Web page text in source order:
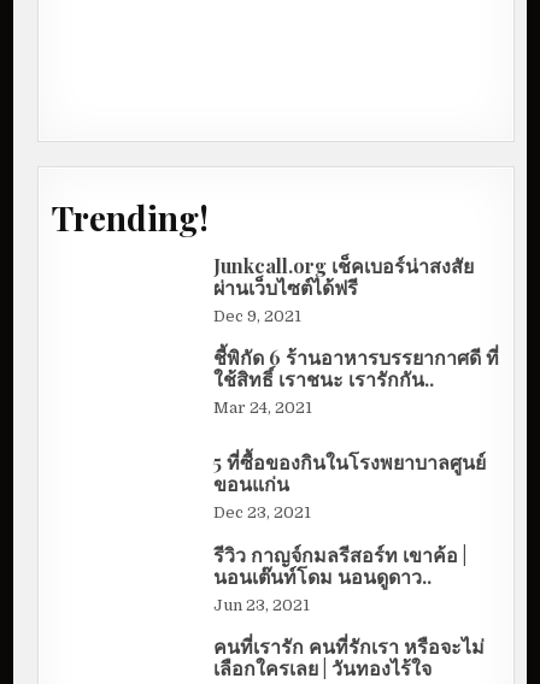
Trending!
Junkcall.org เช็คเบอร์น่าสงสัย
ผ่านเว็บไซต์ได้ฟรี
Dec 9, 2021
ชี้พิกัด 6 ร้านอาหารบรรยากาศดี ที่
ใช้สิทธิ์ เราชนะ เรารักกัน..
Mar 24, 2021
5 ที่ซื้อของกินในโรงพยาบาลศูนย์
ขอนแก่น
Dec 23, 2021
รีวิว กาญจ์กมลรีสอร์ท เขาค้อ |
นอนเต๊นท์โดม นอนดูดาว..
Jun 23, 2021
คนที่เรารัก คนที่รักเรา หรือจะไม่
เลือกใครเลย | วันทองไร้ใจ